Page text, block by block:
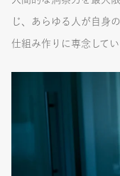
じ、あらゆる人が自身
仕組み作りに専念してい